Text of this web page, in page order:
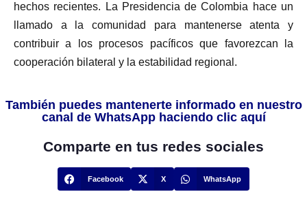
hechos recientes. La Presidencia de Colombia hace un
llamado a la comunidad para mantenerse atenta y
contribuir a los procesos pacíficos que favorezcan la
cooperación bilateral y la estabilidad regional.
También puedes mantenerte informado en nuestro
canal de WhatsApp haciendo clic aquí
Comparte en tus redes sociales
Facebook X WhatsApp